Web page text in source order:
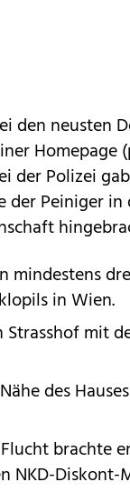
den neusten
Homepage
der Polizei
der Peiniger
mindestens
in Wien.
mit
des
brachte
NKD-Diskont-